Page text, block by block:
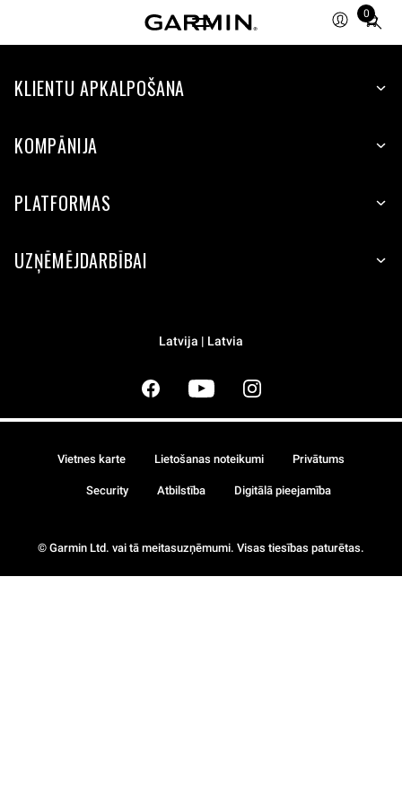
0
Total
KLIENTU APKALPOŠANA
KOMPĀNIJA
PLATFORMAS
UZŅĒMĒJDARBĪBAI
Latvija | Latvia
© Garmin Ltd. vai tā meitasuzņēmumi. Visas tiesības paturētas.
Vietnes karte Lietošanas noteikumi Privātums
Security Atbilstība Digitālā pieejamība